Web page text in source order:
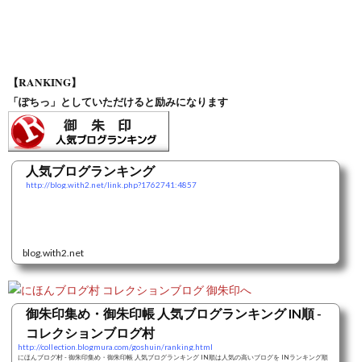
【RANKING】
「ぽちっ」としていただけると励みになります
人気ブログランキング
http://blog.with2.net/link.php?1762741:4857
blog.with2.net
御朱印集め・御朱印帳 人気ブログランキング IN順 -
コレクションブログ村
http://collection.blogmura.com/goshuin/ranking.html
にほんブログ村 - 御朱印集め・御朱印帳 人気ブログランキング IN順は人気の高いブログを INランキング順